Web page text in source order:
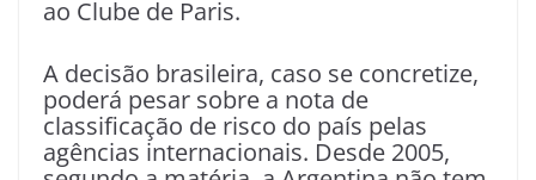
ao Clube de Paris.
A decisão brasileira, caso se concretize,
poderá pesar sobre a nota de
classificação de risco do país pelas
agências internacionais. Desde 2005,